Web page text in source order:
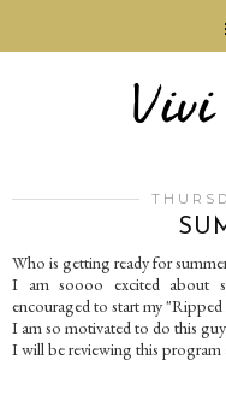
Who is getting ready for
I am soooo excited about
encouraged to start my
I am so motivated to do this
I will be reviewing this